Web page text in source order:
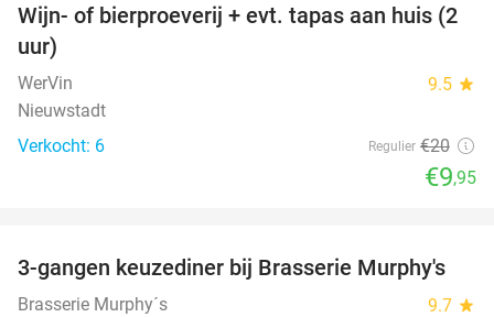
50%
Wijn- of bierproeverij + evt. tapas aan huis (2
uur)
WerVin 9.5 star
Nieuwstadt
Verkocht: 6
Regulier €20
€9,95
35%
3-gangen keuzediner bij Brasserie Murphy's
Brasserie Murphy´s 9.7 star